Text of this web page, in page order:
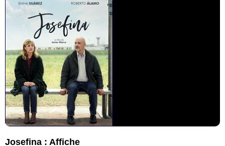
Josefina : Affiche